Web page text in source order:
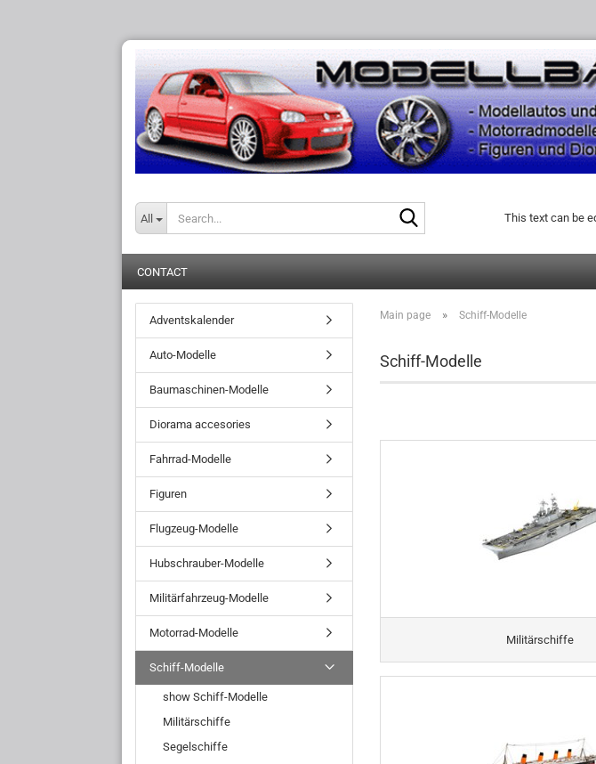
All This text can be
CONTACT
Main page » Schiff-Modelle
Schiff-Modelle
Militärschiffe
Adventskalender
Auto-Modelle
Baumaschinen-Modelle
Diorama accesories
Fahrrad-Modelle
Figuren
Flugzeug-Modelle
Hubschrauber-Modelle
Militärfahrzeug-Modelle
Motorrad-Modelle
Schiff-Modelle
show Schiff-Modelle
Militärschiffe
Segelschiffe